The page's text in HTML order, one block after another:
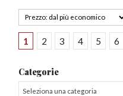
1 2 3 4 5 6
Categorie
Seleziona una categoria